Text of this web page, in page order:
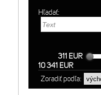
Hľadať:
311 EUR
10 341 EUR
Zoradiť podľa: